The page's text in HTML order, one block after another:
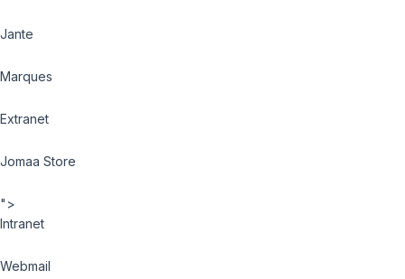
Jante
Marques
Extranet
Jomaa Store
">
Intranet
Webmail